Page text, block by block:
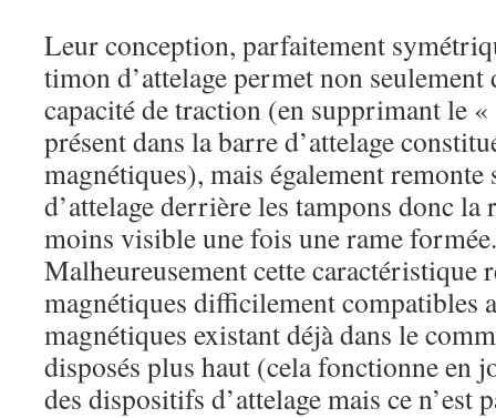
Leur conception, parfaitement
timon d’attelage permet non seulement
capacité de traction (en supprimant le
présent dans la barre d’attelage
magnétiques), mais également remonte
d’attelage derrière les tampons donc
moins visible une fois une rame formée.
Malheureusement cette caractéristique
magnétiques difficilement compatibles
magnétiques existant déjà dans le
disposés plus haut (cela fonctionne en
des dispositifs d’attelage mais ce n’est